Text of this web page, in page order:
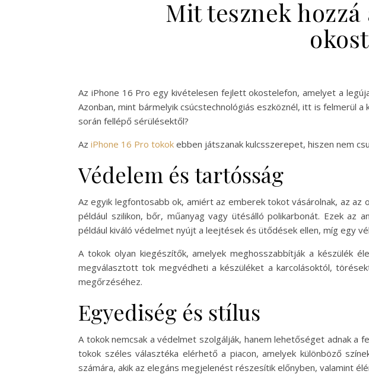
Mit tesznek hozzá
Az iPhone 16 Pro egy kivételesen fejlett okostelefon, amelyet a
Azonban, mint bármelyik csúcstechnológiás eszköznél, itt is felmerül
során fellépő sérülésektől?
Az iPhone 16 Pro tokok ebben játszanak kulcsszerepet, hiszen nem
Védelem és tartósság
Az egyik legfontosabb ok, amiért az emberek tokot vásárolnak, az
például szilikon, bőr, műanyag vagy ütésálló polikarbonát. Ezek az
például kiváló védelmet nyújt a leejtések és ütődések ellen, míg egy
A tokok olyan kiegészítők, amelyek meghosszabbítják a készülék
megválasztott tok megvédheti a készüléket a karcolásoktól,
megőrzéséhez.
Egyediség és stílus
A tokok nemcsak a védelmet szolgálják, hanem lehetőséget adnak a
tokok széles választéka elérhető a piacon, amelyek különböző
számára, akik az elegáns megjelenést részesítik előnyben, valamint